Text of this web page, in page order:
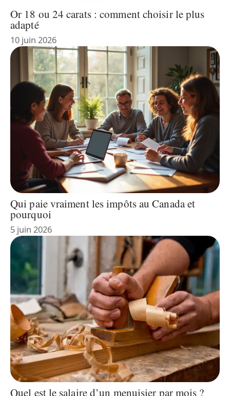
Or 18 ou 24 carats : comment choisir le plus
adapté
10 juin 2026
Qui paie vraiment les impôts au Canada et
pourquoi
5 juin 2026
Quel est le salaire d’un menuisier par mois ?